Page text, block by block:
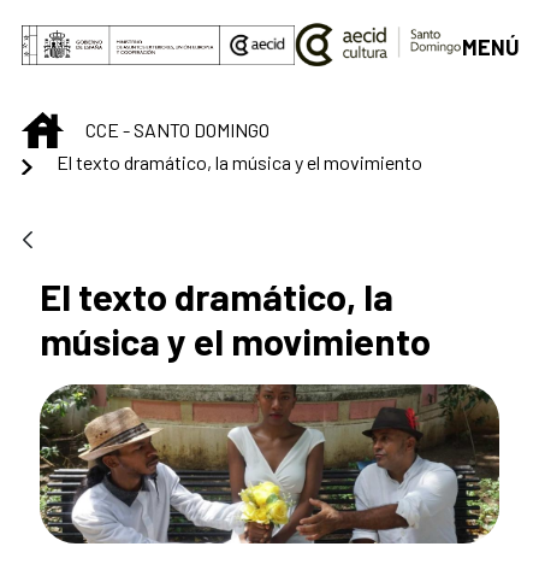
Saltar al contenido principal
MENÚ
INICIOCCE - SANTO DOMINGO
El texto dramático, la música y el movimiento
El texto dramático, la
música y el movimiento